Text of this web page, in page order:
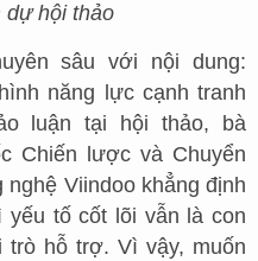
hội thảo
sâu với nội dung:
năng lực cạnh tranh
luận tại hội thảo, bà
Chiến lược và Chuyển
Viindoo khẳng định
yếu tố cốt lõi vẫn là con
trò hỗ trợ. Vì vậy, muốn